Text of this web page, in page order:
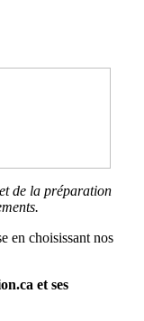
de la préparation
en choisissant nos
et ses